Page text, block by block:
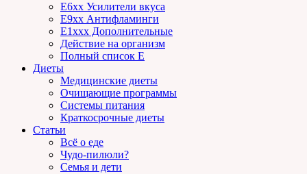
E6xx Усилители вкуса
E9xx Антифламинги
E1xxx Дополнительные
Действие на организм
Полный список E
Диеты
Медицинские диеты
Очищающие программы
Системы питания
Краткосрочные диеты
Статьи
Всё о еде
Чудо-пилюли?
Семья и дети